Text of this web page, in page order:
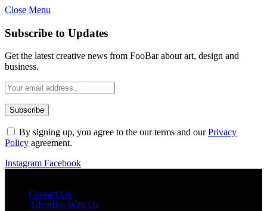
Close Menu
Subscribe to Updates
Get the latest creative news from FooBar about art, design and
business.
By signing up, you agree to the our terms and ourPrivacy
Policy agreement.
Instagram Facebook
Contact Us
Advertise With Us